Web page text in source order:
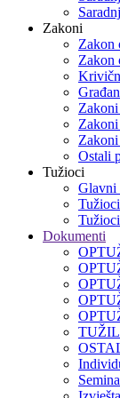
Zakoni
Zakon
Zakon
Ostali
Tužioci
Glavni
Dokumenti